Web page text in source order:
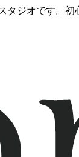
ジオです。